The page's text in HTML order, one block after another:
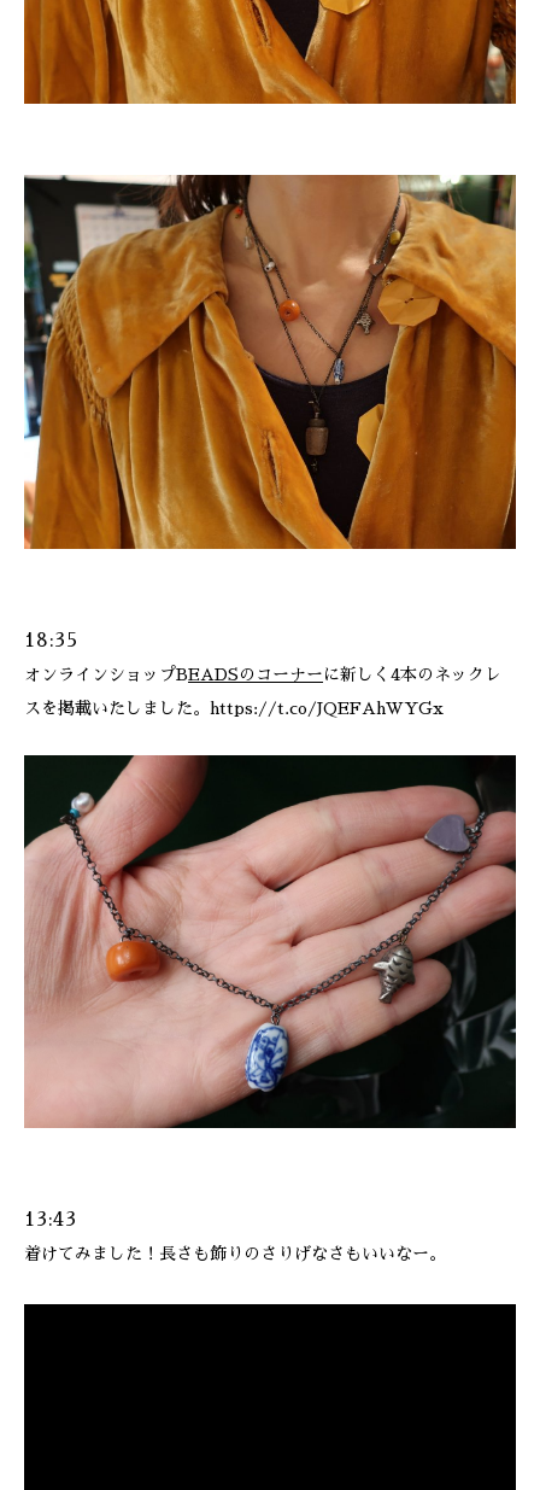
18:35
オンラインショップBEADSのコーナー に新しく4本のネックレ
スを掲載いたしました。https://t.co/JQEFAhWYGx
13:43
着けてみました！長さも飾りのさりげなさもいいなー。